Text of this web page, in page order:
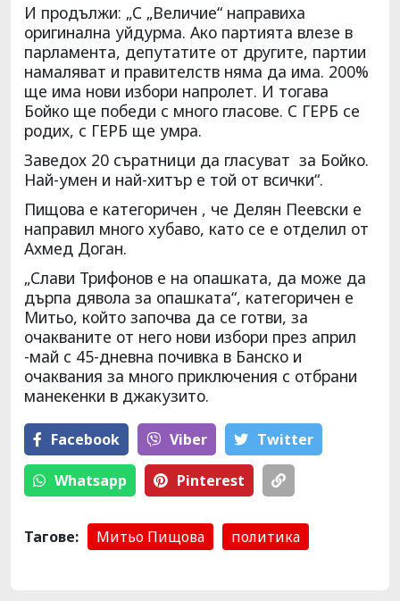
И продължи: „С „Величие“ направиха
оригинална уйдурма. Ако партията влезе в
парламента, депутатите от другите, партии
намаляват и правителств няма да има. 200%
ще има нови избори напролет. И тогава
Бойко ще победи с много гласове. С ГЕРБ се
родих, с ГЕРБ ще умра.
Заведох 20 съратници да гласуват за Бойко.
Най-умен и най-хитър е той от всички“.
Пищова е категоричен , че Делян Пеевски е
направил много хубаво, като се е отделил от
Ахмед Доган.
„Слави Трифонов е на опашката, да може да
дърпа дявола за опашката“, категоричен е
Митьо, който започва да се готви, за
очакваните от него нови избори през април
-май с 45-дневна почивка в Банско и
очаквания за много приключения с отбрани
манекенки в джакузито.
Facebook Viber Тwitter
Whatsapp Pinterest
Тагове: Митьо Пищова политика